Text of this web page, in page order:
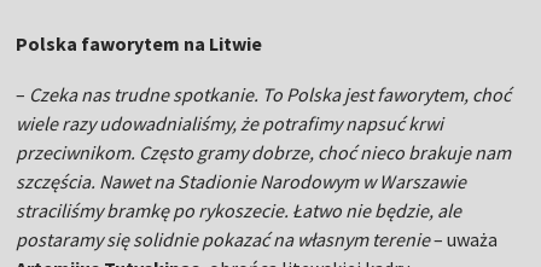
Polska faworytem na Litwie
– Czeka nas trudne spotkanie. To Polska jest faworytem, choć
wiele razy udowadnialiśmy, że potrafimy napsuć krwi
przeciwnikom. Często gramy dobrze, choć nieco brakuje nam
szczęścia. Nawet na Stadionie Narodowym w Warszawie
straciliśmy bramkę po rykoszecie. Łatwo nie będzie, ale
postaramy się solidnie pokazać na własnym terenie– uważa